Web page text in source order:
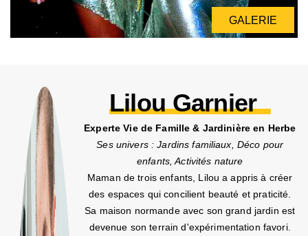
GALERIE
Lilou Garnier
Experte Vie de Famille & Jardinière en Herbe
Ses univers : Jardins familiaux, Déco pour
enfants, Activités nature
Maman de trois enfants, Lilou a appris à créer
des espaces qui concilient beauté et praticité.
Sa maison normande avec son grand jardin est
devenue son terrain d'expérimentation favori.